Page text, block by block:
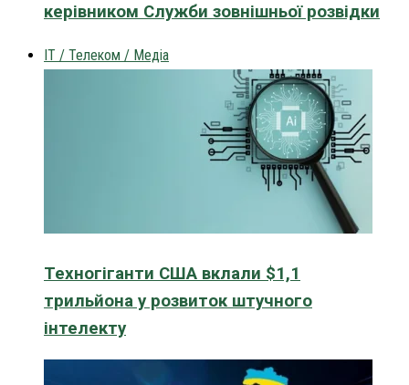
керівником Служби зовнішньої розвідки
IT / Телеком / Медіа
Техногіганти США вклали $1,1
трильйона у розвиток штучного
інтелекту